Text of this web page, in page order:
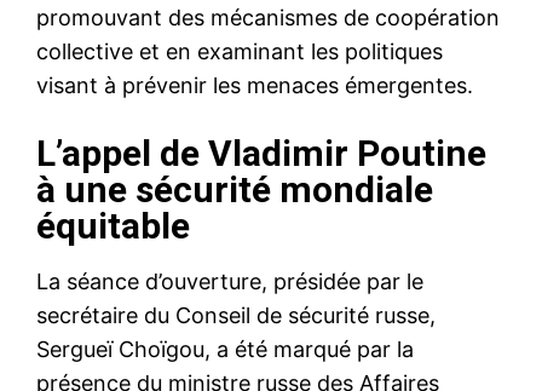
promouvant des mécanismes de coopération
collective et en examinant les politiques
visant à prévenir les menaces émergentes.
L’appel de Vladimir Poutine
à une sécurité mondiale
équitable
La séance d’ouverture, présidée par le
secrétaire du Conseil de sécurité russe,
Sergueï Choïgou, a été marqué par la
présence du ministre russe des Affaires